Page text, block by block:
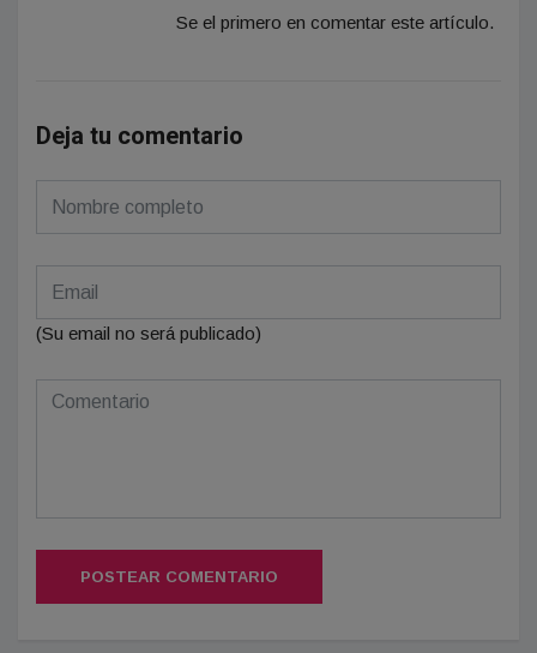
Se el primero en comentar este artículo.
Deja tu comentario
(Su email no será publicado)
POSTEAR COMENTARIO